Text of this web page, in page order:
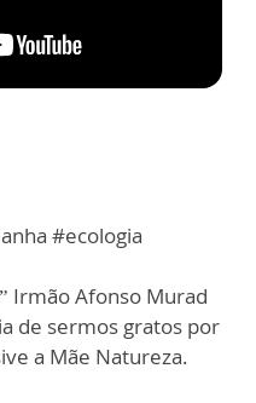
#ecologia
Irmão Afonso Murad
de sermos gratos por
a Mãe Natureza.